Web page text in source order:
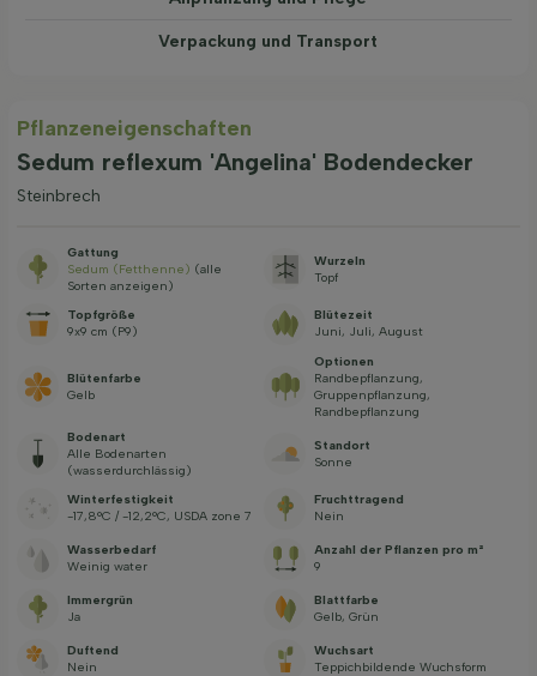
Verpackung und Transport
Pflanzeneigenschaften
Sedum reflexum 'Angelina' Bodendecker
Steinbrech
Gattung
Sedum (Fetthenne) (alle
Sorten anzeigen)
Wurzeln
Topf
Topfgröße
9x9 cm (P9)
Blütezeit
Juni, Juli, August
Blütenfarbe
Gelb
Optionen
Randbepflanzung,
Gruppenpflanzung,
Randbepflanzung
Bodenart
Alle Bodenarten
(wasserdurchlässig)
Standort
Sonne
Winterfestigkeit
-17,8°C / -12,2°C, USDA zone 7
Fruchttragend
Nein
Wasserbedarf
Weinig water
Anzahl der Pflanzen pro m²
9
Immergrün
Ja
Blattfarbe
Gelb, Grün
Duftend
Nein
Wuchsart
Teppichbildende Wuchsform